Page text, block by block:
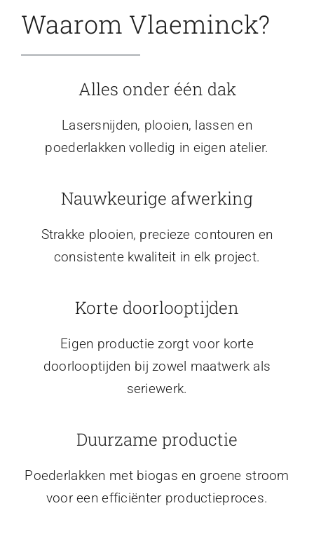
Waarom Vlaeminck?
Alles onder één dak
Lasersnijden, plooien, lassen en
poederlakken volledig in eigen atelier.
Nauwkeurige afwerking
Strakke plooien, precieze contouren en
consistente kwaliteit in elk project.
Korte doorlooptijden
Eigen productie zorgt voor korte
doorlooptijden bij zowel maatwerk als
seriewerk.
Duurzame productie
Poederlakken met biogas en groene stroom
voor een efficiënter productieproces.